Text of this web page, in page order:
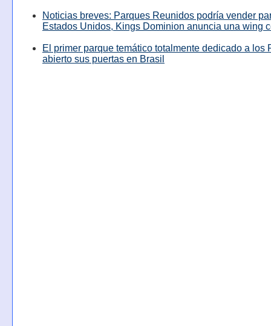
Noticias breves: Parques Reunidos podría vender
Estados Unidos, Kings Dominion anuncia una wing
El primer parque temático totalmente dedicado a los
abierto sus puertas en Brasil